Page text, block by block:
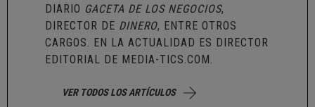
DIARIO GACETA DE LOS NEGOCIOS,
DIRECTOR DE DINERO, ENTRE OTROS
CARGOS. EN LA ACTUALIDAD ES DIRECTOR
EDITORIAL DE MEDIA-TICS.COM .
VER TODOS LOS ARTÍCULOS